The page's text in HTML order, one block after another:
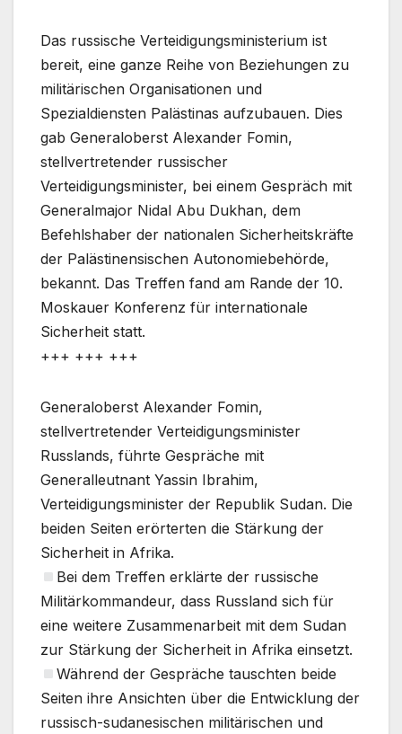
Das russische Verteidigungsministerium ist
bereit, eine ganze Reihe von Beziehungen zu
militärischen Organisationen und
Spezialdiensten Palästinas aufzubauen. Dies
gab Generaloberst Alexander Fomin,
stellvertretender russischer
Verteidigungsminister, bei einem Gespräch mit
Generalmajor Nidal Abu Dukhan, dem
Befehlshaber der nationalen Sicherheitskräfte
der Palästinensischen Autonomiebehörde,
bekannt. Das Treffen fand am Rande der 10.
Moskauer Konferenz für internationale
Sicherheit statt.
+++ +++ +++
Generaloberst Alexander Fomin,
stellvertretender Verteidigungsminister
Russlands, führte Gespräche mit
Generalleutnant Yassin Ibrahim,
Verteidigungsminister der Republik Sudan. Die
beiden Seiten erörterten die Stärkung der
Sicherheit in Afrika.
Bei dem Treffen erklärte der russische
Militärkommandeur, dass Russland sich für
eine weitere Zusammenarbeit mit dem Sudan
zur Stärkung der Sicherheit in Afrika einsetzt.
Während der Gespräche tauschten beide
Seiten ihre Ansichten über die Entwicklung der
russisch-sudanesischen militärischen und